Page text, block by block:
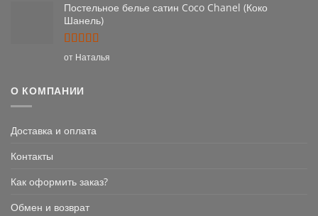
Постельное белье сатин Coco Chanel (Коко
Шанель)
Оценка5
от Наталья
О КОМПАНИИ
Доставка и оплата
Контакты
Как оформить заказ?
Обмен и возврат